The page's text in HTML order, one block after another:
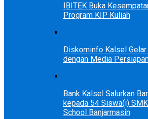
IBITEK Buka
Program KIP Kuliah
Diskominfo Kalsel Gelar
dengan Media
Bank Kalsel Salurkan
kepada 54 Siswa(i)
School Banjarmasin